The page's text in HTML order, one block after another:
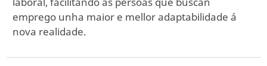
emprego unha maior e mellor adaptabilidade á
nova realidade.